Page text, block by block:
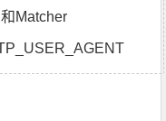
Matcher